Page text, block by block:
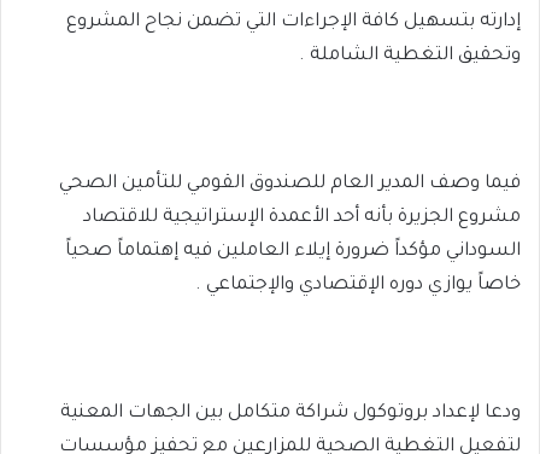
إدارته بتسهيل كافة الإجراءات التي تضمن نجاح المشروع
وتحقيق التغطية الشاملة .
فيما وصف المدير العام للصندوق القومي للتأمين الصحي
مشروع الجزيرة بأنه أحد الأعمدة الإستراتيجية للاقتصاد
السوداني مؤكداً ضرورة إيلاء العاملين فيه إهتماماً صحياً
خاصاً يوازي دوره الإقتصادي والإجتماعي .
ودعا لإعداد بروتوكول شراكة متكامل بين الجهات المعنية
لتفعيل التغطية الصحية للمزارعين مع تحفيز مؤسسات